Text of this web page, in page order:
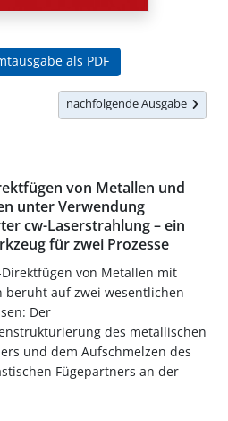
als PDF
nachfolgende Ausgabe
von Metallen und
unter Verwendung
cw-Laserstrahlung – ein
für zwei Prozesse
Direktfügen von Metallen mit
beruht auf zwei wesentlichen
Der
des metallischen
und dem Aufschmelzen des
Fügepartners an der